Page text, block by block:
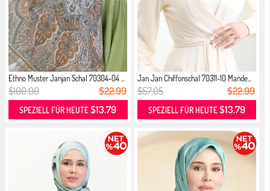
Ethno Muster Janjan Schal 70304-04 ...
$100.00 $22.99
SPEZIELL FÜR HEUTE$13.79
Jan Jan Chiffonschal 70311-10 Mande...
$57.05 $22.99
SPEZIELL FÜR HEUTE$13.79